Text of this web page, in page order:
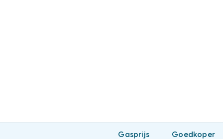
Gasprijs
Goedkoper